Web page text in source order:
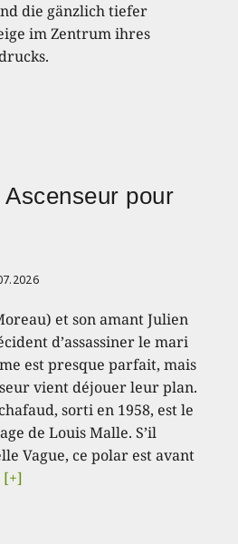
die gänzlich tiefer
im Zentrum ihres
pour
et son amant Julien
d’assassiner le mari
est presque parfait, mais
vient déjouer leur plan.
sorti en 1958, est le
de Louis Malle. S’il
Vague, ce polar est avant
[+]